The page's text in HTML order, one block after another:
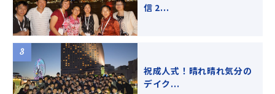
信 2...
祝成人式！晴れ晴れ気分の
デイク...